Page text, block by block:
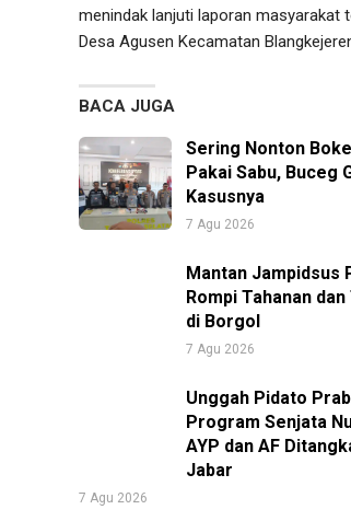
menindak lanjuti laporan masyarakat
Desa Agusen Kecamatan
BACA JUGA
Sering Nonton
Pakai Sabu, Buceg
Kasusnya
7 Agu 2026
Mantan Jampidsus
Rompi Tahanan
di Borgol
7 Agu 2026
Unggah Pidato
Program Senjata
AYP dan AF
Jabar
7 Agu 2026